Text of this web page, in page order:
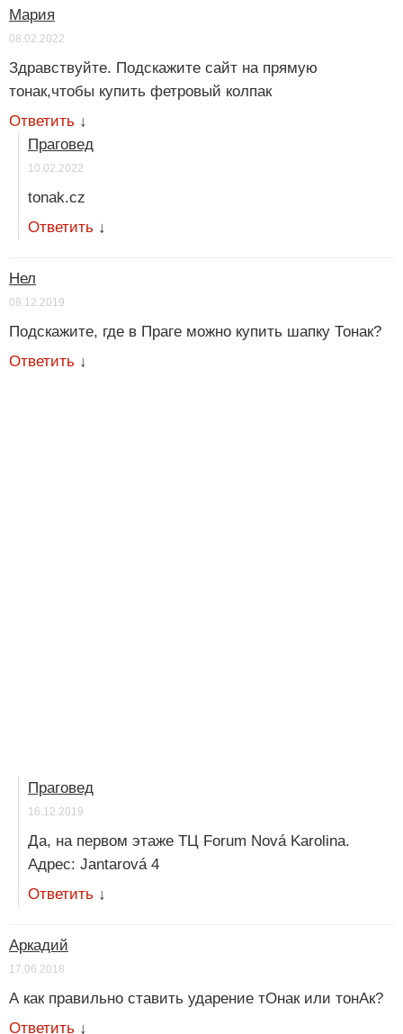
Мария
08.02.2022
Здравствуйте. Подскажите сайт на прямую
тонак,чтобы купить фетровый колпак
Ответить ↓
Праговед
10.02.2022
tonak.cz
Ответить ↓
Нел
08.12.2019
Подскажите, где в Праге можно купить шапку Тонак?
Ответить ↓
Праговед
16.12.2019
Да, на первом этаже ТЦ Forum Nová Karolina.
Адрес: Jantarová 4
Ответить ↓
Аркадий
17.06.2018
А как правильно ставить ударение тОнак или тонАк?
Ответить ↓